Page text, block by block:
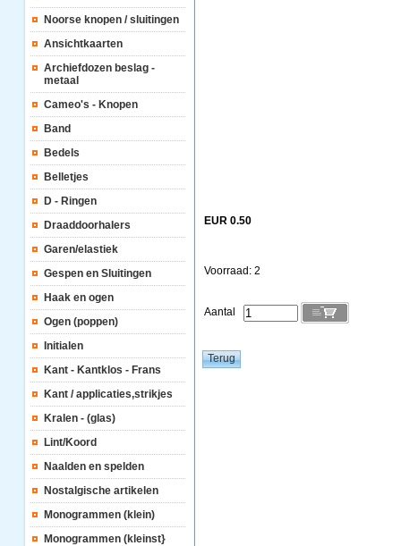
Noorse knopen / sluitingen
Ansichtkaarten
Archiefdozen beslag -
metaal
Cameo's - Knopen
Band
Bedels
Belletjes
D - Ringen
Draaddoorhalers
Garen/elastiek
Gespen en Sluitingen
Haak en ogen
Ogen (poppen)
Initialen
Kant - Kantklos - Frans
Kant / applicaties,strikjes
Kralen - (glas)
Lint/Koord
Naalden en spelden
Nostalgische artikelen
Monogrammen (klein)
Monogrammen (kleinst}
EUR 0.50
Voorraad: 2
Aantal